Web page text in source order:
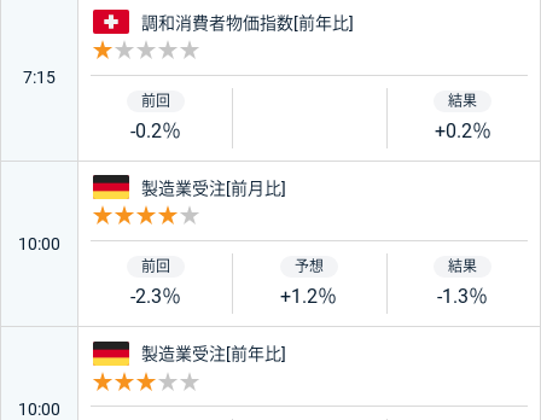
7:15
スイス
調和消費者物価指数[前年比]
-0.2％ +0.2％
10:00
ドイツ
製造業受注[前月比]
-2.3％ +1.2％ -1.3％
10:00
ドイツ
製造業受注[前年比]